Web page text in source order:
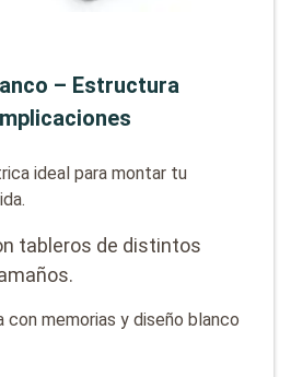
– Estructura
ideal para montar tu
tableros de distintos
con memorias y diseño blanco